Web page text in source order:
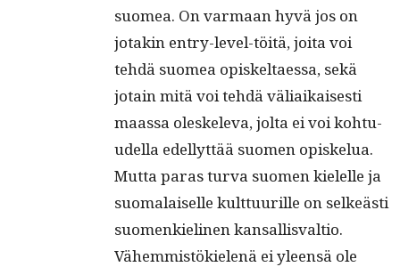
suomea. On var­maan hyvä jos on
jotakin entry-lev­el-töitä, joi­ta voi
tehdä suomea opiskeltaes­sa, sekä
jotain mitä voi tehdä väli­aikaises­ti
maas­sa oleskel­e­va, jol­ta ei voi kohtu­
udel­la edel­lyt­tää suomen opiskelua.
Mut­ta paras tur­va suomen kielelle ja
suo­ma­laiselle kult­tuurille on selkeästi
suomenkieli­nen kansal­lis­val­tio.
Vähem­mistökie­lenä ei yleen­sä ole